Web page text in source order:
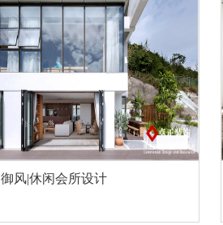
御风|休闲会所设计